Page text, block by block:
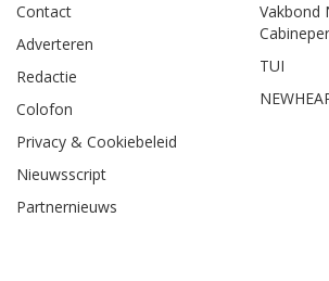
Contact
Adverteren
Redactie
Colofon
Privacy & Cookiebeleid
Nieuwsscript
Partnernieuws
Vakbond
TUI